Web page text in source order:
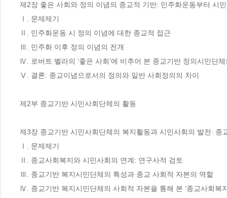
제2장 좋은 사회와 정의 이념의 종교적 기반: 민주화운동부터 시
Ⅰ. 문제제기
Ⅱ. 민주화운동 시 정의 이념에 대한 종교적 접근
Ⅲ. 민주화 이후 정의 이념의 전개
Ⅳ. 로버트 벨라의 ‘좋은 사회’에 비추어 본 종교기반 정의시민단
Ⅴ. 결론: 종교이념으로서의 정의와 일반 사회정의의 차이
제2부 종교기반 시민사회단체의 활동
제3장 종교기반 시민사회단체의 복지활동과 시민사회의 발전: 종
Ⅰ. 문제제기
Ⅱ. 종교사회복지와 시민사회의 연계: 연구사적 검토
Ⅲ. 종교기반 복지시민단체의 특성과 종교 사회적 자본의 역할
Ⅳ. 종교기반 복지시민단체의 사회적 자본을 통해 본 ‘종교사회복